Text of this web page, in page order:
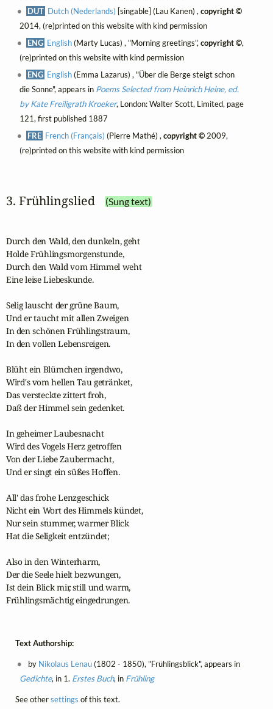
DUT Dutch (Nederlands) [singable] (Lau Kanen) ,copyright ©
2014, (re)printed on this website with kind permission
ENG English(Marty Lucas) , "Morning greetings",copyright ©,
(re)printed on this website with kind permission
ENG English(Emma Lazarus) , "Über die Berge steigt schon
die Sonne", appears in Poems Selected from Heinrich Heine, ed.
by Kate Freiligrath Kroeker, London: Walter Scott, Limited, page
121, first published 1887
FRE French (Français) (Pierre Mathé) ,copyright ©2009,
(re)printed on this website with kind permission
3. Frühlingslied (Sung text)
Durch den Wald, den dunkeln, geht
Holde Frühlingsmorgenstunde,
Durch den Wald vom Himmel weht
Eine leise Liebeskunde.
Selig lauscht der grüne Baum,
Und er taucht mit allen Zweigen
In den schönen Frühlingstraum,
In den vollen Lebensreigen.
Blüht ein Blümchen irgendwo,
Wird's vom hellen Tau getränket,
Das versteckte zittert froh,
Daß der Himmel sein gedenket.
In geheimer Laubesnacht
Wird des Vogels Herz getroffen
Von der Liebe Zaubermacht,
Und er singt ein süßes Hoffen.
All' das frohe Lenzgeschick
Nicht ein Wort des Himmels kündet,
Nur sein stummer, warmer Blick
Hat die Seligkeit entzündet;
Also in den Winterharm,
Der die Seele hielt bezwungen,
Ist dein Blick mir, still und warm,
Frühlingsmächtig eingedrungen.
Text Authorship:
by Nikolaus Lenau(1802 - 1850), "Frühlingsblick", appears in
Gedichte, in 1. Erstes Buch, in Frühling
See othersettings of this text.